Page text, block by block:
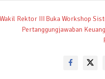
Wakil Rektor III Buka Workshop
Pertanggungjawaban